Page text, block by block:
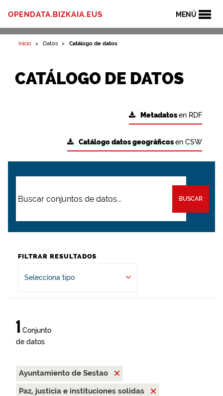
MENÚ
OPENDATA.BIZKAIA.EUS
Inicio Datos Catálogo de datos
CATÁLOGO DE DATOS
Metadatosen RDF
Catálogo datos geográficosen CSW
BUSCAR
FILTRAR RESULTADOS
Selecciona tipo
1 Conjunto
de datos
Ayuntamiento de Sestao
Paz, justicia e instituciones solidas